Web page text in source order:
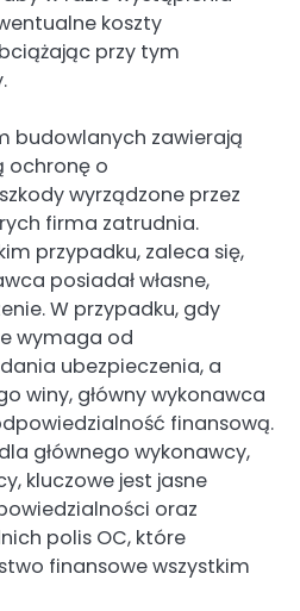
koszty
przy tym
budowlanych zawierają
ochronę o
wyrządzone przez
firma zatrudnia.
przypadku, zaleca się,
posiadał własne,
W przypadku, gdy
wymaga od
ubezpieczenia, a
winy, główny wykonawca
finansową.
głównego wykonawcy,
kluczowe jest jasne
oraz
polis OC, które
finansowe wszystkim